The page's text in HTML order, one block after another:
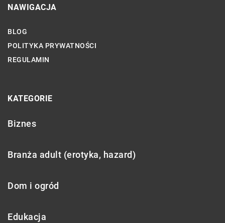
NAWIGACJA
BLOG
POLITYKA PRYWATNOŚCI
REGULAMIN
KATEGORIE
Biznes
Branża adult (erotyka, hazard)
Dom i ogród
Edukacja